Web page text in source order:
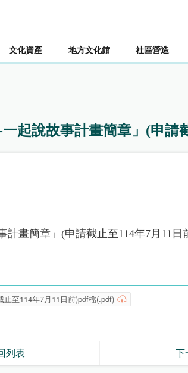
文化資產 地方文化館 社區營造
起說故事計畫簡章」(申請
畫簡章」(申請截止至114年7月11日
至114年7月11日前)pdf檔(.pdf)
列表 下